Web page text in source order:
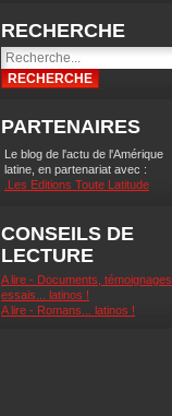
RECHERCHE
PARTENAIRES
Le blog de l'actu de l'Amérique
latine, en partenariat avec :
.Les Editions Toute Latitude
CONSEILS DE
LECTURE
A lire - Documents, témoignages,
essais... latinos !
A lire - Romans... latinos !